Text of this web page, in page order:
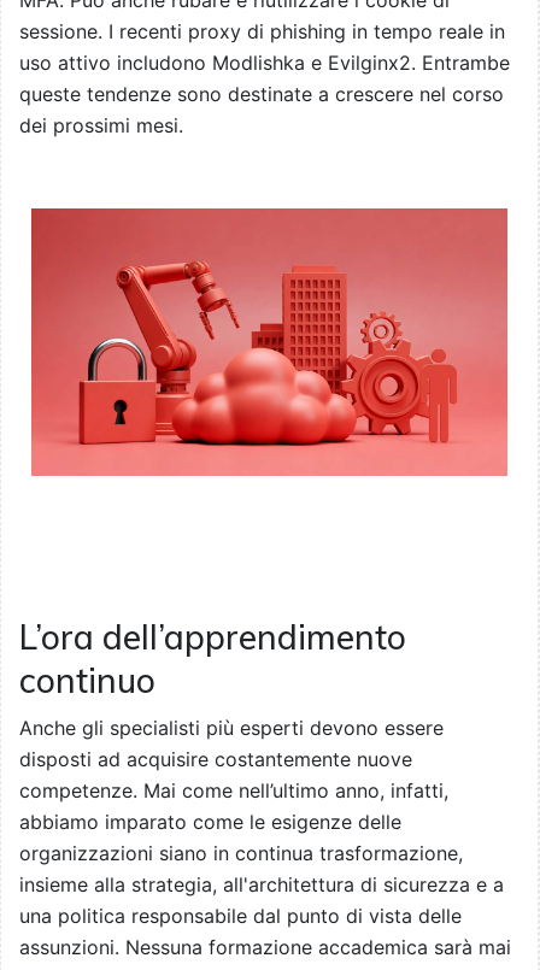
sessione. I recenti proxy di phishing in tempo reale in
uso attivo includono Modlishka e Evilginx2. Entrambe
queste tendenze sono destinate a crescere nel corso
dei prossimi mesi.
L’ora dell’apprendimento
continuo
Anche gli specialisti più esperti devono essere
disposti ad acquisire costantemente nuove
competenze. Mai come nell’ultimo anno, infatti,
abbiamo imparato come le esigenze delle
organizzazioni siano in continua trasformazione,
insieme alla strategia, all'architettura di sicurezza e a
una politica responsabile dal punto di vista delle
assunzioni. Nessuna formazione accademica sarà mai